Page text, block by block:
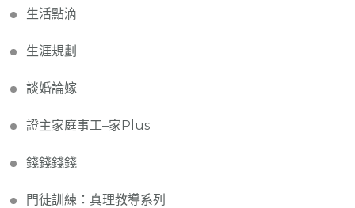
生活點滴
生涯規劃
談婚論嫁
證主家庭事工–家Plus
錢錢錢錢
門徒訓練：真理教導系列